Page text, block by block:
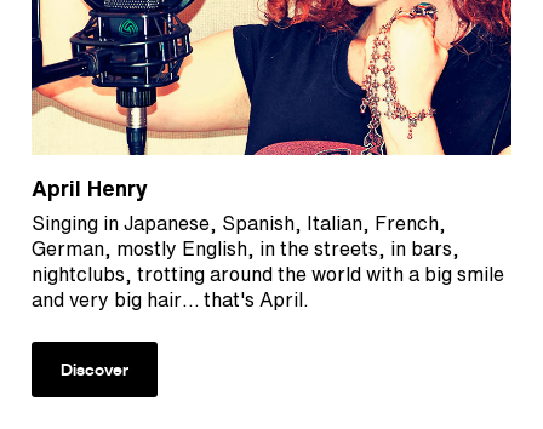
April Henry
Singing in Japanese, Spanish, Italian, French,
German, mostly English, in the streets, in bars,
nightclubs, trotting around the world with a big smile
and very big hair… that's April.
Discover